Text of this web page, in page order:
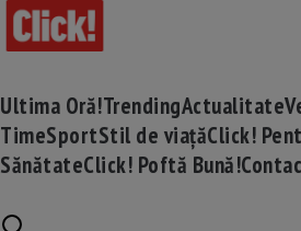
Ultima Oră!TrendingActualitate
TimeSportStil de viațăClick!
SănătateClick! Poftă Bună!